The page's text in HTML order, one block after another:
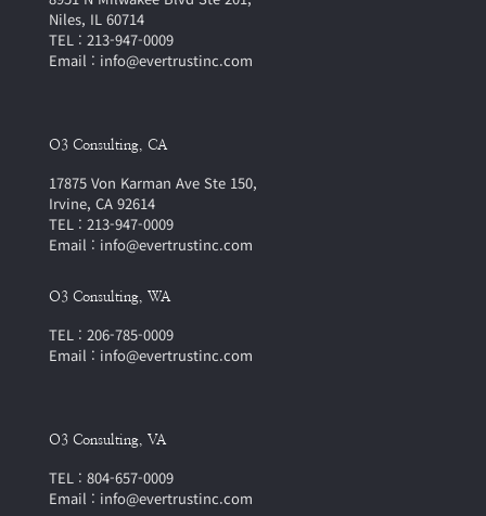
Niles, IL 60714
TEL : 213-947-0009
Email : info@evertrustinc.com
O3 Consulting, CA
17875 Von Karman Ave Ste 150,
Irvine, CA 92614
TEL : 213-947-0009
Email : info@evertrustinc.com
O3 Consulting, WA
TEL : 206-785-0009
Email : info@evertrustinc.com
O3 Consulting, VA
TEL : 804-657-0009
Email : info@evertrustinc.com